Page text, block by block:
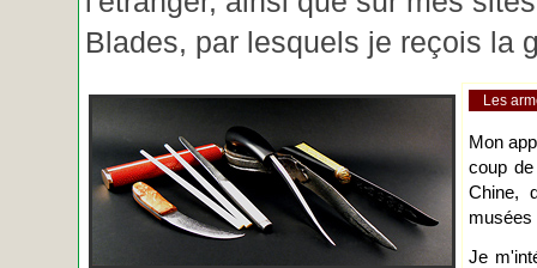
Blades, par lesquels je reçois la
Les
Mon
coup
Chine,
musées
Je